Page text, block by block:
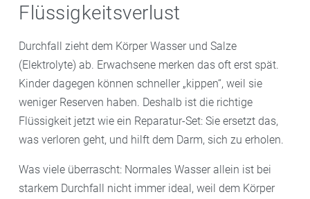
Flüssigkeitsverlust
Durchfall zieht dem Körper Wasser und Salze
(Elektrolyte) ab. Erwachsene merken das oft erst spät.
Kinder dagegen können schneller „kippen“, weil sie
weniger Reserven haben. Deshalb ist die richtige
Flüssigkeit jetzt wie ein Reparatur-Set: Sie ersetzt das,
was verloren geht, und hilft dem Darm, sich zu erholen.
Was viele überrascht: Normales Wasser allein ist bei
starkem Durchfall nicht immer ideal, weil dem Körper